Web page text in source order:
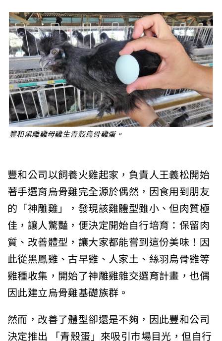
豐和黑雕雞母雞生青殼烏骨雞蛋。
豐和公司以飼養火雞起家，負責人王義松開始
著手選育烏骨雞完全源於偶然，因食用到朋友
的「神雕雞」，發現該雞體型雖小、但肉質極
佳，讓人驚豔，便決定開始自行培育：保留肉
質、改善體型，讓大家都能嘗到這份美味！因
此從黑鳳雞、古早雞、人家土、絲羽烏骨雞等
雞種收集，開始了神雕雞雜交選育計畫，也偶
因此建立烏骨雞基礎族群。
然而，改善了體型卻還是不夠，因此豐和公司